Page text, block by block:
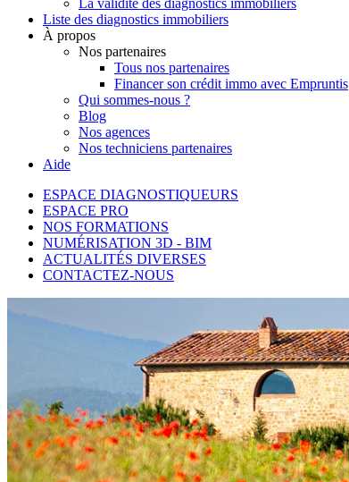
La validité des diagnostics immobiliers
Liste des diagnostics immobiliers
À propos
Nos partenaires
Tous nos partenaires
Financer son crédit immo avec Empruntis
Qui sommes-nous ?
Blog
Nos agences
Nos techniciens partenaires
Aide
ESPACE DIAGNOSTIQUEURS
ESPACE PRO
NOS FORMATIONS
NUMÉRISATION 3D - BIM
ACTUALITÉS DIVERSES
CONTACTEZ-NOUS